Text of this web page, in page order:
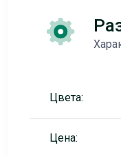
Цвета:
Цена: